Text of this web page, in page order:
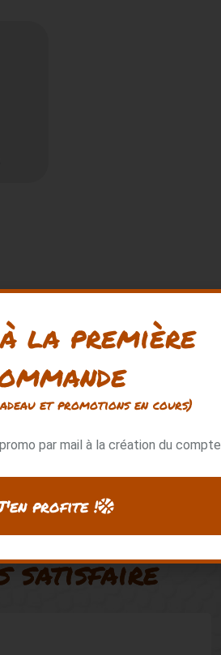
priorité :
satisfaire
la première
et promotions en cours)
par mail à la création du compte
profite !